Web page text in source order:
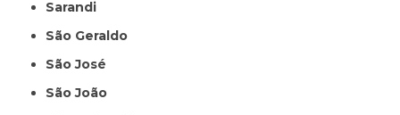
Sarandi
São Geraldo
São José
São João